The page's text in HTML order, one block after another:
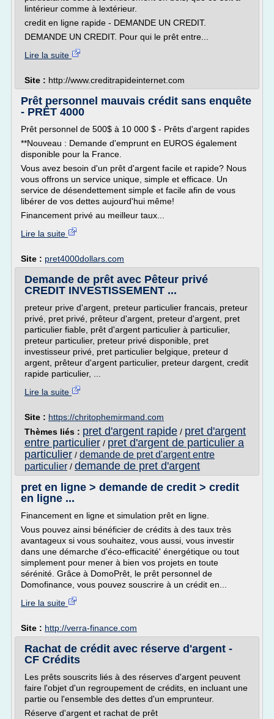
lintérieur comme à lextérieur.
credit en ligne rapide - DEMANDE UN CREDIT.
DEMANDE UN CREDIT. Pour qui le prêt entre...
Lire la suite
Site : http://www.creditrapideinternet.com
Prêt personnel mauvais crédit sans enquête
- PRÊT 4000
Prêt personnel de 500$ à 10 000 $ - Prêts d'argent rapides
**Nouveau : Demande d'emprunt en EUROS également
disponible pour la France.
Vous avez besoin d'un prêt d'argent facile et rapide? Nous
vous offrons un service unique, simple et efficace. Un
service de désendettement simple et facile afin de vous
libérer de vos dettes aujourd'hui même!
Financement privé au meilleur taux...
Lire la suite
Site : pret4000dollars.com
Demande de prêt avec Pêteur privé
CREDIT INVESTISSEMENT ...
preteur prive d'argent, preteur particulier francais, preteur
privé, pret privé, prêteur d'argent, preteur d'argent, pret
particulier fiable, prêt d'argent particulier à particulier,
preteur particulier, preteur privé disponible, pret
investisseur privé, pret particulier belgique, preteur d
argent, prêteur d'argent particulier, preteur dargent, credit
rapide particulier, ...
Lire la suite
Site : https://chritophemirmand.com
Thèmes liés : pret d'argent rapide / pret d'argent
entre particulier / pret d'argent de particulier a
particulier / demande de pret d'argent entre
particulier / demande de pret d'argent
pret en ligne > demande de credit > credit
en ligne ...
Financement en ligne et simulation prêt en ligne.
Vous pouvez ainsi bénéficier de crédits à des taux très
avantageux si vous souhaitez, vous aussi, vous investir
dans une démarche d'éco-efficacité' énergétique ou tout
simplement pour mener à bien vos projets en toute
sérénité. Grâce à DomoPrêt, le prêt personnel de
Domofinance, vous pouvez souscrire à un crédit en...
Lire la suite
Site : http://verra-finance.com
Rachat de crédit avec réserve d'argent -
CF Crédits
Les prêts souscrits liés à des réserves d'argent peuvent
faire l'objet d'un regroupement de crédits, en incluant une
partie ou l'ensemble des dettes d'un emprunteur.
Réserve d'argent et rachat de prêt